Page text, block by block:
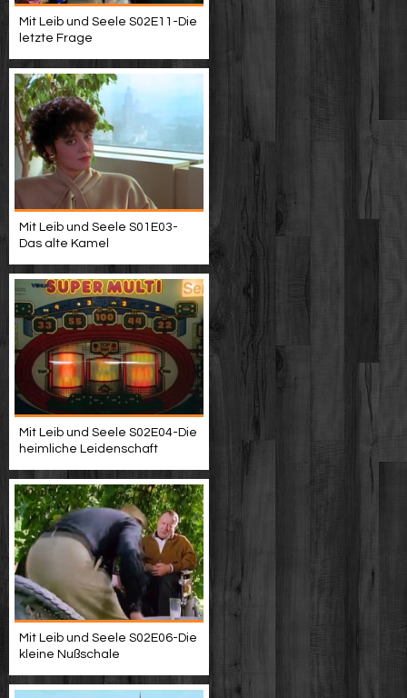
Mit Leib und Seele S02E11-Die
letzte Frage
Mit Leib und Seele S01E03-
Das alte Kamel
Mit Leib und Seele S02E04-Die
heimliche Leidenschaft
Mit Leib und Seele S02E06-Die
kleine Nußschale